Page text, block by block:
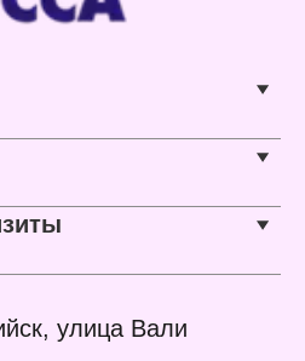
улица Вали